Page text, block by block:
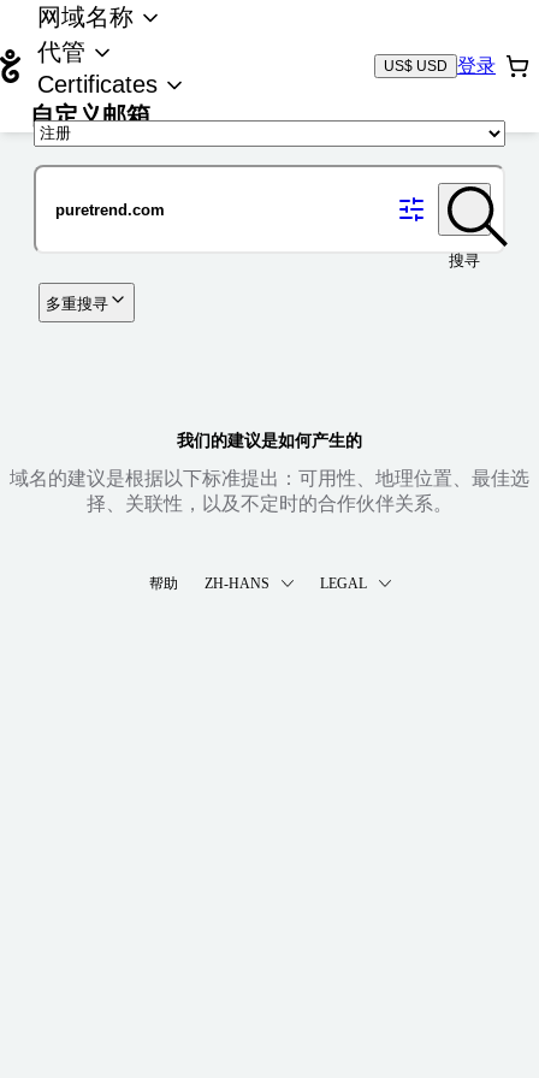
网域名称
代管
Certificates
自定义邮箱
US$ USD 登录
搜寻
多重搜寻
我们的建议是如何产生的
域名的建议是根据以下标准提出：可用性、地理位置、最佳选
择、关联性，以及不定时的合作伙伴关系。
帮助 ZH-HANS LEGAL